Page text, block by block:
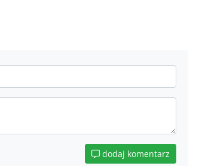
dodaj komentarz